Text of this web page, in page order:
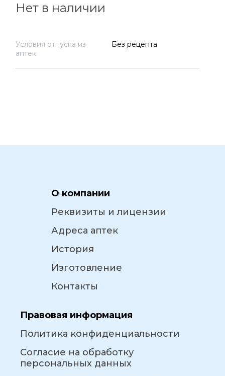
Нет в наличии
Условия отпуска из
аптек:
Без рецепта
О компании
Реквизиты и лицензии
Адреса аптек
История
Изготовление
Контакты
Правовая информация
Политика конфиденциальности
Согласие на обработку
персональных данных